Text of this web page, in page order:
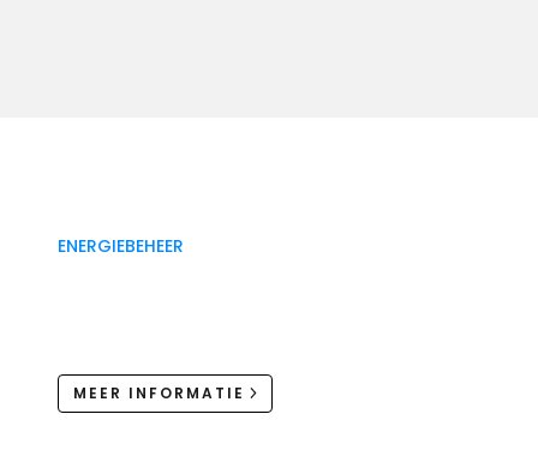
ENERGIEBEHEER
MEER INFORMATIE